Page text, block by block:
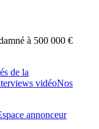
à 500 000 €
de la
vidéoNos
annonceur